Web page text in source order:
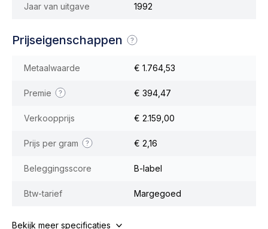
Jaar van uitgave 1992
Prijseigenschappen
Metaalwaarde € 1.764,53
Premie € 394,47
Verkoopprijs € 2.159,00
Prijs per gram € 2,16
Beleggingsscore B-label
Btw-tarief Margegoed
Bekijk meer specificaties